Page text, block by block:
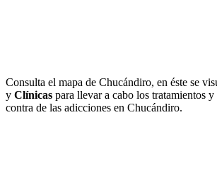
Consulta el mapa de Chucándiro, en éste se
y Clínicas para llevar a cabo los tratamientos
contra de las adicciones en Chucándiro.